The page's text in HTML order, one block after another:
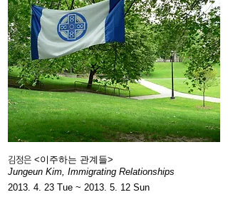
김정은 <이주하는 관계들>
Jungeun Kim, Immigrating Relationships
2013. 4. 23 Tue ~ 2013. 5. 12 Sun